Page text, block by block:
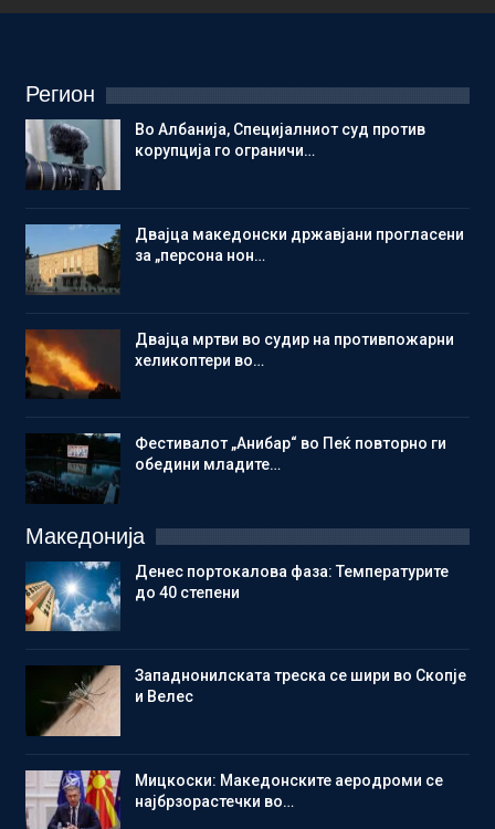
Регион
Во Албанија, Специјалниот суд против
корупција го ограничи…
Двајца македонски државјани прогласени
за „персона нон…
Двајца мртви во судир на противпожарни
хеликоптери во…
Фестивалот „Анибар“ во Пеќ повторно ги
обедини младите…
Македонија
Денес портокалова фаза: Температурите
до 40 степени
Западнонилската треска се шири во Скопје
и Велес
Мицкоски: Македонските аеродроми се
најбрзорастечки во…